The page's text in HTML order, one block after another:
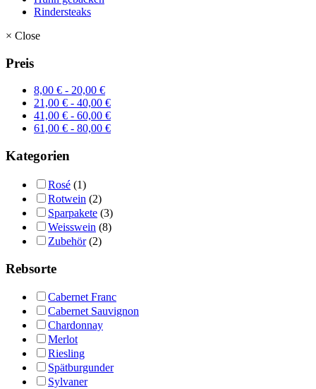
Rindersteaks
× Close
Preis
8,00 € - 20,00 €
21,00 € - 40,00 €
41,00 € - 60,00 €
61,00 € - 80,00 €
Kategorien
Rosé (1)
Rotwein (2)
Sparpakete (3)
Weisswein (8)
Zubehör (2)
Rebsorte
Cabernet Franc
Cabernet Sauvignon
Chardonnay
Merlot
Riesling
Spätburgunder
Sylvaner